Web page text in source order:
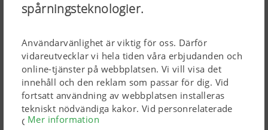
spårningsteknologier.
Användarvänlighet är viktig för oss. Därför
vidareutvecklar vi hela tiden våra erbjudanden och
online-tjänster på webbplatsen. Vi vill visa det
innehåll och den reklam som passar för dig. Vid
fortsatt användning av webbplatsen installeras
tekniskt nödvändiga kakor. Vid personrelaterade
Google Marketing-produkter installeras kakor, men
Mer information
EUROCAT 312
Ladda ned högupplösta bilder